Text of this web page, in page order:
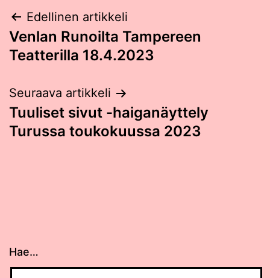
Post
navigation
Edellinen artikkeli
Venlan Runoilta Tampereen
Teatterilla 18.4.2023
Seuraava artikkeli
Tuuliset sivut -haiganäyttely
Turussa toukokuussa 2023
Hae…